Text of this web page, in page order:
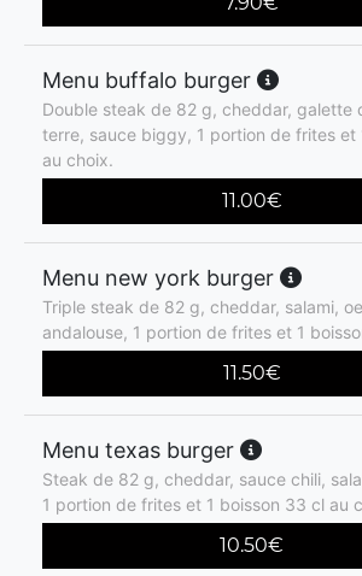
Menu buffalo burger
Double steak de 82 g, cheddar, galette
terre, sauce biggy, 1 portion de frites et
au choix.
11.00€
Menu new york burger
Triple steak de 82 g, cheddar, salami,
andalouse, 1 portion de frites et 1
11.50€
Menu texas burger
Steak de 82 g, cheddar, sauce chili,
1 portion de frites et 1 boisson 33 cl au
10.50€